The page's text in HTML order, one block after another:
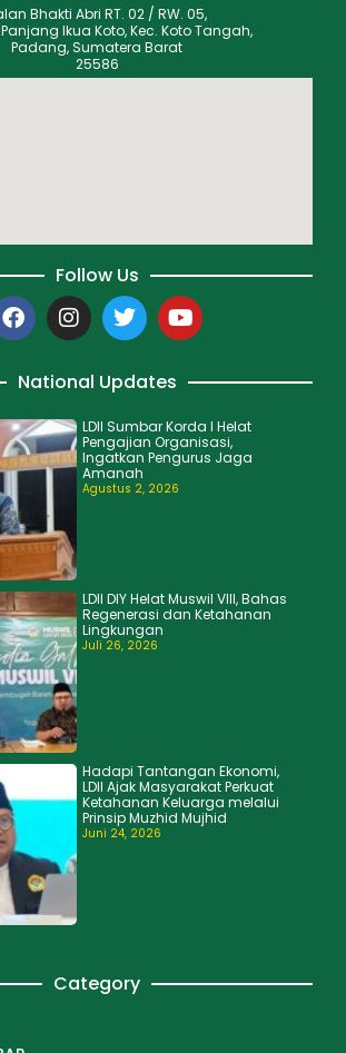
Bhakti Abri RT. 02 / RW. 05,
Panjang Ikua Koto, Kec. Koto Tangah,
Padang, Sumatera Barat
25586
Follow Us
National Updates
LDII Sumbar Korda I Helat
Pengajian Organisasi,
Ingatkan Pengurus Jaga
Amanah
Agustus 2, 2026
LDII DIY Helat Muswil VIII, Bahas
Regenerasi dan Ketahanan
Lingkungan
Juli 26, 2026
Hadapi Tantangan Ekonomi,
LDII Ajak Masyarakat Perkuat
Ketahanan Keluarga melalui
Prinsip Muzhid Mujhid
Juni 24, 2026
Category